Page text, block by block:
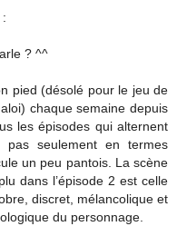
? ^^
pied (désolé pour le jeu de
chaque semaine depuis
les épisodes qui alternent
seulement en termes
un peu pantois. La scène
dans l’épisode 2 est celle
discret, mélancolique et
du personnage.